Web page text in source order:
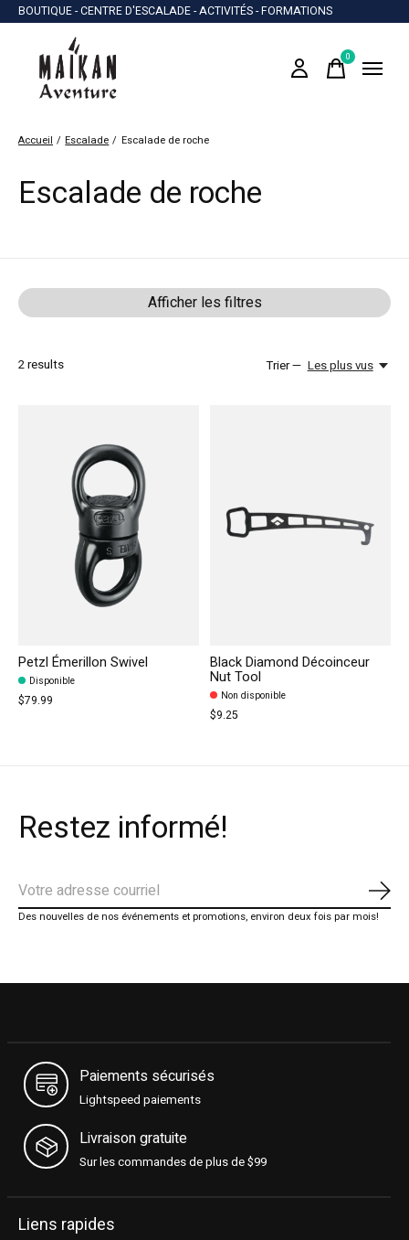
BOUTIQUE - CENTRE D'ESCALADE - ACTIVITÉS - FORMATIONS
0items
Accueil / Escalade / Escalade de roche
Escalade de roche
Afficher les filtres
2results Trier — Les plus vus
Petzl Émerillon Swivel
Disponible
$79.99
Black Diamond Décoinceur
Nut Tool
Non disponible
$9.25
Restez informé!
Des nouvelles de nos événements et promotions, environ deux fois par mois!
Paiements sécurisés
Lightspeed paiements
Livraison gratuite
Sur les commandes de plus de $99
Liens rapides